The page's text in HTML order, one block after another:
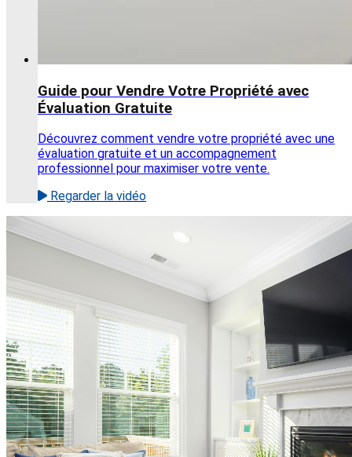
Guide pour Vendre Votre Propriété avec
Évaluation Gratuite
Découvrez comment vendre votre propriété avec une
évaluation gratuite et un accompagnement
professionnel pour maximiser votre vente.
Regarder la vidéo